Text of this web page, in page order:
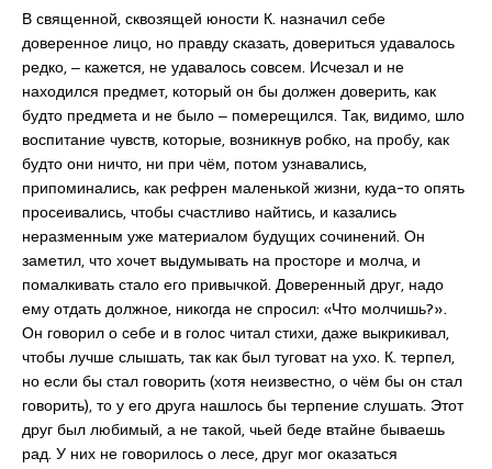
В священной, сквозящей юности К. назначил себе
доверенное лицо, но правду сказать, довериться удавалось
редко, ‒ кажется, не удавалось совсем. Исчезал и не
находился предмет, который он бы должен доверить, как
будто предмета и не было ‒ померещился. Так, видимо, шло
воспитание чувств, которые, возникнув робко, на пробу, как
будто они ничто, ни при чём, потом узнавались,
припоминались, как рефрен маленькой жизни, куда-то опять
просеивались, чтобы счастливо найтись, и казались
неразменным уже материалом будущих сочинений. Он
заметил, что хочет выдумывать на просторе и молча, и
помалкивать стало его привычкой. Доверенный друг, надо
ему отдать должное, никогда не спросил: «Что молчишь?».
Он говорил о себе и в голос читал стихи, даже выкрикивал,
чтобы лучше слышать, так как был туговат на ухо. К. терпел,
но если бы стал говорить (хотя неизвестно, о чём бы он стал
говорить), то у его друга нашлось бы терпение слушать. Этот
друг был любимый, а не такой, чьей беде втайне бываешь
рад. У них не говорилось о лесе, друг мог оказаться